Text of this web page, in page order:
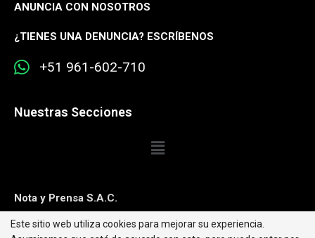
ANUNCIA CON NOSOTROS
¿TIENES UNA DENUNCIA? ESCRÍBENOS
+51 961-602-710
Nuestras Secciones
Nota y Prensa S.A.C.
Contacto:editorweb@caretas.com.pe
Este sitio web utiliza cookies para mejorar su experiencia.